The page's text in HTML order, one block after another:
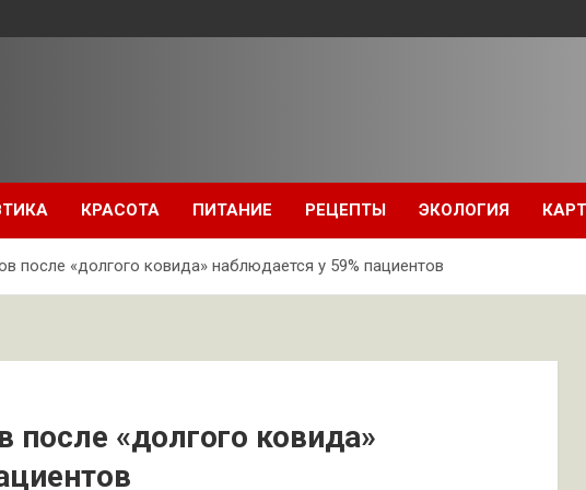
КРАСОТА ПИТАНИЕ РЕЦЕПТЫ ЭКОЛОГИЯ
после «долгого ковида» наблюдается у 59% пациентов
«долгого ковида»